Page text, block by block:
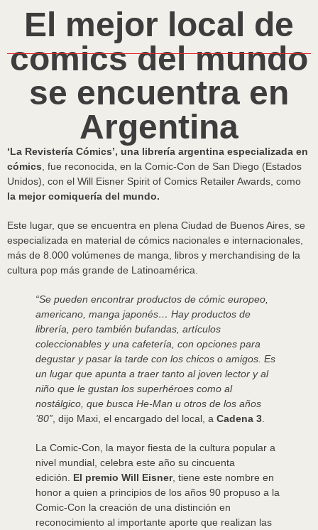
El mejor local de
comics del mundo
se encuentra en
Argentina
‘La Revistería Cómics’, una librería argentina especializada en
cómics , fue reconocida, en la Comic-Con de San Diego (Estados
Unidos), con el Will Eisner Spirit of Comics Retailer Awards, como
la mejor comiquería del mundo.
Este lugar, que se encuentra en plena Ciudad de Buenos Aires, se
especializada en material de cómics nacionales e internacionales,
más de 8.000 volúmenes de manga, libros y merchandising de la
cultura pop más grande de Latinoamérica.
“Se pueden encontrar productos de cómic europeo,
americano, manga japonés… Hay productos de
librería, pero también bufandas, artículos
coleccionables y una cafetería, con opciones para
degustar y pasar la tarde con los chicos o amigos. Es
un lugar que apunta a traer tanto al joven lector y al
niño que le gustan los superhéroes como al
nostálgico, que busca He-Man u otros de los años
’80” , dijo Maxi, el encargado del local, a Cadena 3
La Comic-Con, la mayor fiesta de la cultura popular a
nivel mundial, celebra este año su cincuenta
edición. El premio Will Eisner, tiene este nombre en
honor a quien a principios de los años 90 propuso a la
Comic-Con la creación de una distinción en
reconocimiento al importante aporte que realizan las